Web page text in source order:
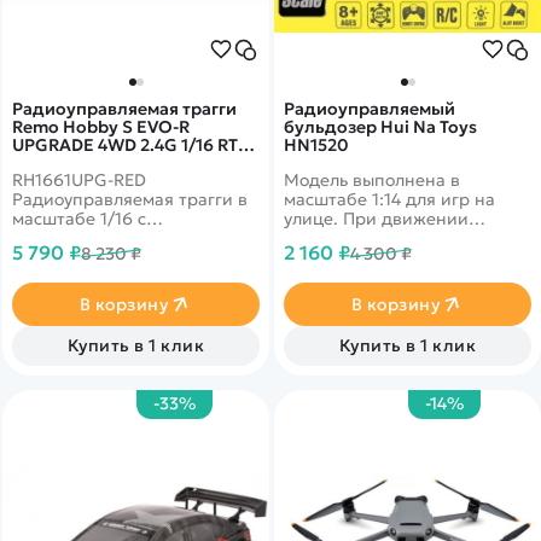
Радиоуправляемый
бульдозер Hui Na Toys
HN1520
Модель выполнена в
масштабе 1:14 для игр на
улице. При движении
эффекты мотора и работы
назад включается сигнал
заднего хода.
2 160 ₽4 300 ₽
В корзину
Купить в 1 клик
Радиоуправляемая трагги
Remo Hobby S EVO-R
UPGRADE 4WD 2.4G 1/16 RTR
RH1661UPG-RED
Радиоуправляемая трагги в
масштабе 1/16 с
390 класса и
приемником 3 в 1.
Тюнинговые детали
установлены сразу на
заводе.
5 790 ₽8 230 ₽
В корзину
Купить в 1 клик
-33% -14%